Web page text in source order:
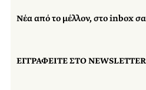
Νέα από το μέλλον, στο inbox
ΕΓΓΡΑΦΕΙΤΕ ΣΤΟ NEWSLETTER